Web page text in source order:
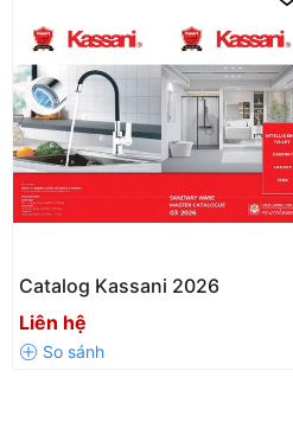
Catalog Kassani 2026
Liên hệ